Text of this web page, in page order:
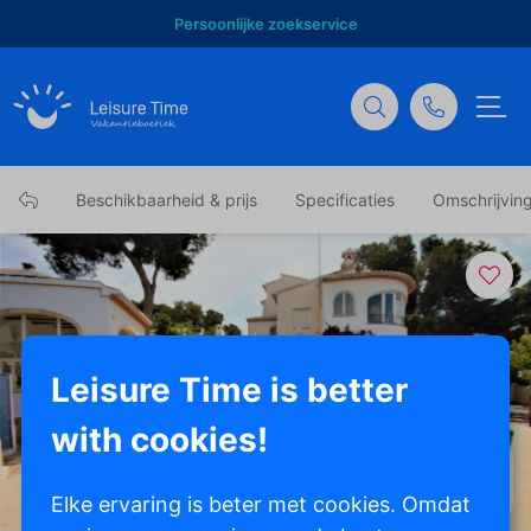
Persoonlijke zoekservice
Beschikbaarheid & prijs Specificaties
Leisure Time is better
with cookies!
Elke ervaring is beter met cookies. Omdat